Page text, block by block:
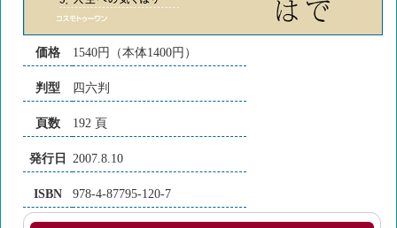
価格 1540円（本体1400円）
判型 四六判
頁数 192 頁
発行日 2007.8.10
ISBN 978-4-87795-120-7